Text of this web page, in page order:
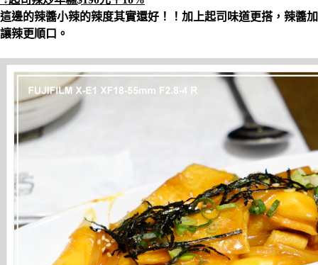
這邊的辣醬小辣的辣度其實還好！！加上起司味道更搭，辣醬
讓辣更順口。